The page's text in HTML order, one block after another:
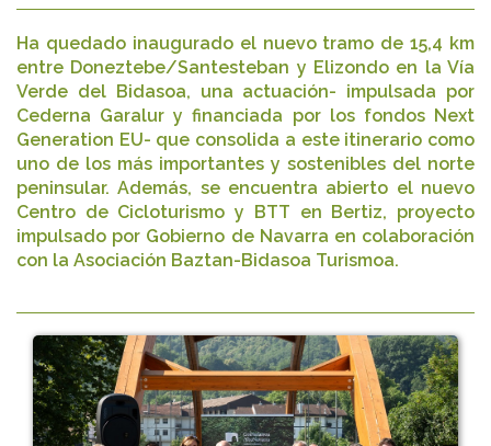
Ha quedado inaugurado el nuevo tramo de 15,4 km
entre Doneztebe/Santesteban y Elizondo en la Vía
Verde del Bidasoa, una actuación- impulsada por
Cederna Garalur y financiada por los fondos Next
Generation EU- que consolida a este itinerario como
uno de los más importantes y sostenibles del norte
peninsular. Además, se encuentra abierto el nuevo
Centro de Cicloturismo y BTT en Bertiz, proyecto
impulsado por Gobierno de Navarra en colaboración
con la Asociación Baztan-Bidasoa Turismoa.